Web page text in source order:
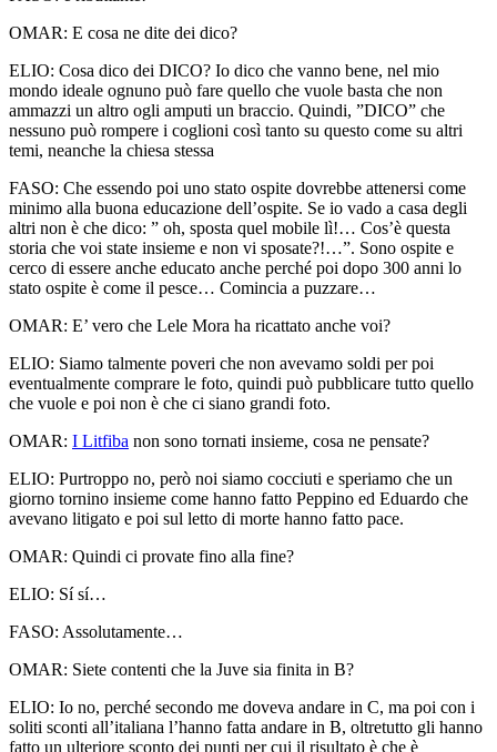
OMAR: E cosa ne dite dei dico?
ELIO: Cosa dico dei DICO? Io dico che vanno bene, nel mio
mondo ideale ognuno può fare quello che vuole basta che non
ammazzi un altro ogli amputi un braccio. Quindi, ”DICO” che
nessuno può rompere i coglioni così tanto su questo come su altri
temi, neanche la chiesa stessa
FASO: Che essendo poi uno stato ospite dovrebbe attenersi come
minimo alla buona educazione dell’ospite. Se io vado a casa degli
altri non è che dico: ” oh, sposta quel mobile lì!… Cos’è questa
storia che voi state insieme e non vi sposate?!…”. Sono ospite e
cerco di essere anche educato anche perché poi dopo 300 anni lo
stato ospite è come il pesce… Comincia a puzzare…
OMAR: E’ vero che Lele Mora ha ricattato anche voi?
ELIO: Siamo talmente poveri che non avevamo soldi per poi
eventualmente comprare le foto, quindi può pubblicare tutto quello
che vuole e poi non è che ci siano grandi foto.
OMAR: I Litfiba non sono tornati insieme, cosa ne pensate?
ELIO: Purtroppo no, però noi siamo cocciuti e speriamo che un
giorno tornino insieme come hanno fatto Peppino ed Eduardo che
avevano litigato e poi sul letto di morte hanno fatto pace.
OMAR: Quindi ci provate fino alla fine?
ELIO: Sí sí…
FASO: Assolutamente…
OMAR: Siete contenti che la Juve sia finita in B?
ELIO: Io no, perché secondo me doveva andare in C, ma poi con i
soliti sconti all’italiana l’hanno fatta andare in B, oltretutto gli hanno
fatto un ulteriore sconto dei punti per cui il risultato è che è